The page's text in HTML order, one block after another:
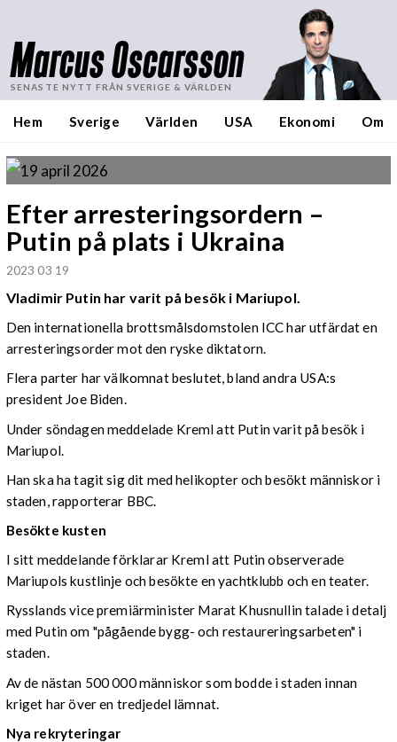
Marcus Oscarsson
SENASTE NYTT FRÅN SVERIGE & VÄRLDEN
Hem Sverige Världen USA Ekonomi Om
Efter arresteringsordern –
Putin på plats i Ukraina
2023 03 19
Vladimir Putin har varit på besök i Mariupol.
Den internationella brottsmålsdomstolen ICC har utfärdat en
arresteringsorder mot den ryske diktatorn.
Flera parter har välkomnat beslutet, bland andra USA:s
president Joe Biden.
Under söndagen meddelade Kreml att Putin varit på besök i
Mariupol.
Han ska ha tagit sig dit med helikopter och besökt människor i
staden, rapporterar BBC.
Besökte kusten
I sitt meddelande förklarar Kreml att Putin observerade
Mariupols kustlinje och besökte en yachtklubb och en teater.
Rysslands vice premiärminister Marat Khusnullin talade i detalj
med Putin om "pågående bygg- och restaureringsarbeten" i
staden.
Av de nästan 500 000 människor som bodde i staden innan
kriget har över en tredjedel lämnat.
Nya rekryteringar